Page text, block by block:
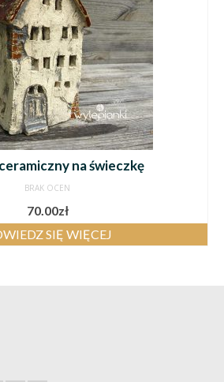
na świeczkę
BRAK OCEN
70.00zł
SIĘ WIĘCEJ